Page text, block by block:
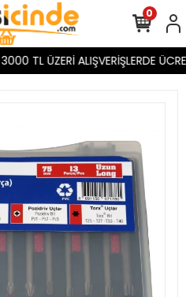
3000 TL ÜZERİ ALIŞVERİŞLERDE
0